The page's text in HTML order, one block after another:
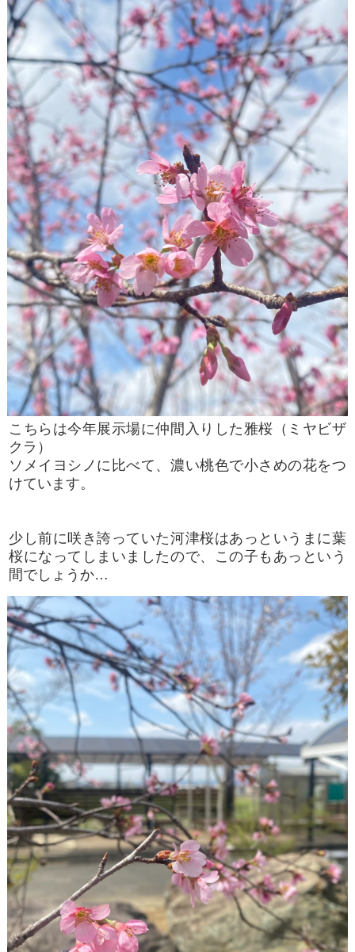
こちらは今年展示場に仲間入りした雅桜（ミヤビザ
クラ）
ソメイヨシノに比べて、濃い桃色で小さめの花をつ
けています。
少し前に咲き誇っていた河津桜はあっというまに葉
桜になってしまいましたので、この子もあっという
間でしょうか…